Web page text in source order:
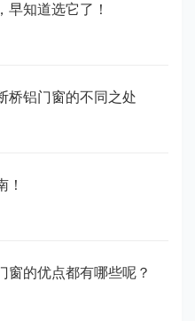
早知道选它了！
桥铝门窗的不同之处
！
窗的优点都有哪些呢？